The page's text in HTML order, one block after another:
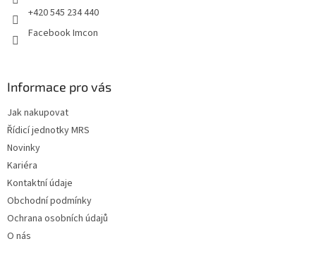
+420 545 234 440
Facebook Imcon
Informace pro vás
Jak nakupovat
Řídicí jednotky MRS
Novinky
Kariéra
Kontaktní údaje
Obchodní podmínky
Ochrana osobních údajů
O nás